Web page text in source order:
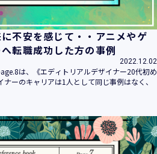
不安を感じて・・アニメやゲ
転職成功した方の事例
2022.12.02
は、《エディトリアルデザイナー20代初め
ーのキャリアは1人として同じ事例はなく、